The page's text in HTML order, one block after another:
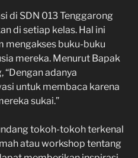
di SDN 013 Tenggarong
di setiap kelas. Hal ini
mengakses buku-buku
mereka. Menurut Bapak
“Dengan adanya
untuk membaca karena
sukai.”
tokoh-tokoh terkenal
atau workshop tentang